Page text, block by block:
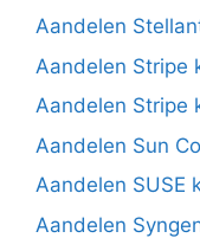
Aandelen
Aandelen Stripe
Aandelen Stripe
Aandelen Sun
Aandelen SUSE
Aandelen